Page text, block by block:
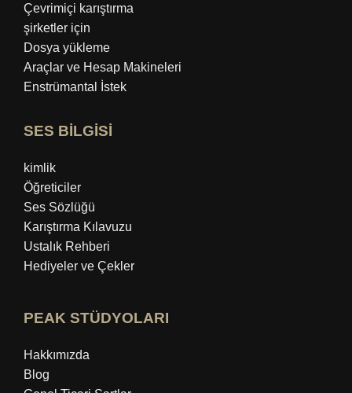
Çevrimiçi karıştırma
şirketler için
Dosya yükleme
Araçlar ve Hesap Makineleri
Enstrümantal İstek
SES BİLGİSİ
kimlik
Öğreticiler
Ses Sözlüğü
Karıştırma Kılavuzu
Ustalık Rehberi
Hediyeler ve Çekler
PEAK STÜDYOLARI
Hakkımızda
Blog